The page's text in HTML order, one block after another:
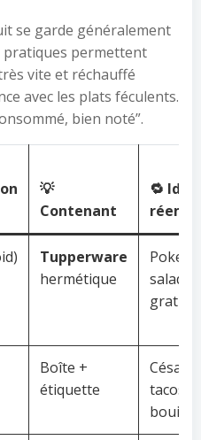
se garde généralement
pratiques permettent
vite et réchauffé
avec les plats féculents.
bien noté”.
💡
Contenant
🔁
Tupperware
hermétique
Poke,
salade,
gratin
Boîte +
étiquette
César,
tacos,